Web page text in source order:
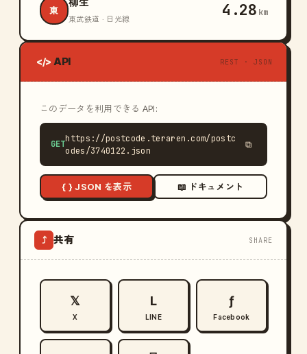
東
東武鉄道 · 日光線 4.28 km
</> API REST · JSON
このデータを利用できる API:
GET
https://postcode.teraren.com/postc
odes/3740122.json
⧉
{ } JSON を表示 📖 ドキュメント
⤴ 共有 SHARE
𝕏
X
L
LINE
ƒ
Facebook